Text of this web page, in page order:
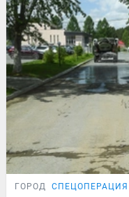
ГОРОД